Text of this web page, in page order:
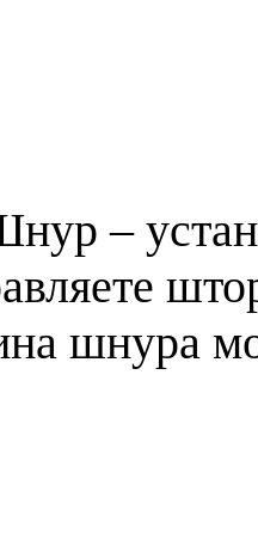
–
шнура